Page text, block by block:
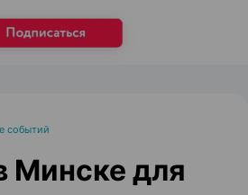
событий
Минске для